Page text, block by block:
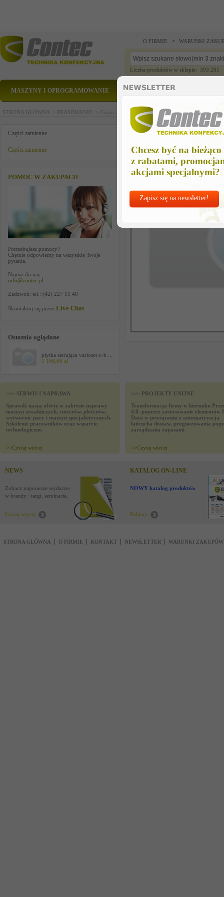
Chcesz być na bieżąco
z rabatami,
akcjami specjalnymi?
Zapisz się na newsletter!
O FIRMIE WARUNKI
Liczba produktów w sklepie: 393 201
MASZYNY I OPROGRAMOWANIE CZĘŚCI ZAMIENNE
STRONA GŁÓWNA > PRASOWANIE > Części zamienne >Części zamienne > płytka
Części zamienne
Części zamienne
POMOC W ZAKUPACH
Potrzebujesz pomocy?
Chętnie odpowiemy na wszystkie Twoje
pytania.
Napisz do nas:
info@contec.pl
Zadzwoń: tel.: (42) 227 11 40
Skontaktuj się przez Live Chat
Ostatnio oglądane
płytka sterująca varioset s+b ...
1 166,66 zł
płytka sterująca varioset s+b kpl.
>>> SERWIS I NAPRAWA
Sprawdź naszą ofertę w zakresie naprawy
maszyn szwalniczych, cutterów, ploterów,
wytwornic pary i maszyn specjalistycznych.
Szkolenie pracowników oraz wsparcie
technologiczne.
>>Czytaj wiecej
>>> PROJEKTY UNIJNE
Transformacja firmy w kierunku
4.0. poprzez zastosowanie elementów
Data w powiązaniu z automatyzacją
łańcucha dostaw, prognozowania
zarządzania zapasami
>>Czytaj wiecej
NEWS
Zobacz najnowsze wydarzenia
w branży : targi, seminaria,
Czytaj więcej
KATALOG ON-LINE
NOWY katalog produktów !
Pobierz
STRONA GŁÓWNA O FIRMIE KONTAKT NEWSLETTER WARUNKI ZAKUPÓW